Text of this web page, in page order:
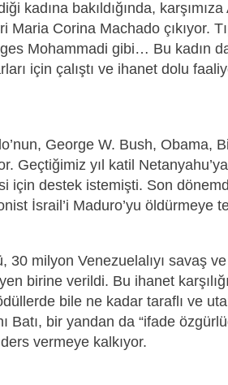
kadına bakıldığında,
Maria Corina Machado çıkıyor.
Mohammadi gibi… Bu kadın
için çalıştı ve ihanet dolu
George W. Bush, Obama,
Geçtiğimiz yıl katil
için destek istemişti. Son
İsrail’i Maduro’yu öldürmeye
30 milyon Venezuelalıyı savaş
birine verildi. Bu ihanet
ödüllerde bile ne kadar taraflı ve
Batı, bir yandan da “ifade
vermeye kalkıyor.